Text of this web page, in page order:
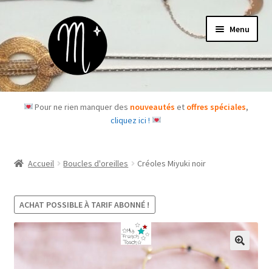
à
la
navigation
au
contenu
Menu
Accueil
enfant
Les box
Je m’abonne
Pour ne rien manquer des nouveautéset offres spéciales,
cliquez ici !
Accueil Boucles d'oreilles Créoles Miyuki noir
ACHAT POSSIBLE À TARIF ABONNÉ !